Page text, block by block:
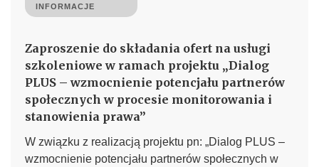
INFORMACJE
Zaproszenie do składania ofert na usługi
szkoleniowe w ramach projektu „Dialog
PLUS – wzmocnienie potencjału partnerów
społecznych w procesie monitorowania i
stanowienia prawa”
W związku z realizacją projektu pn: „Dialog PLUS –
wzmocnienie potencjału partnerów społecznych w